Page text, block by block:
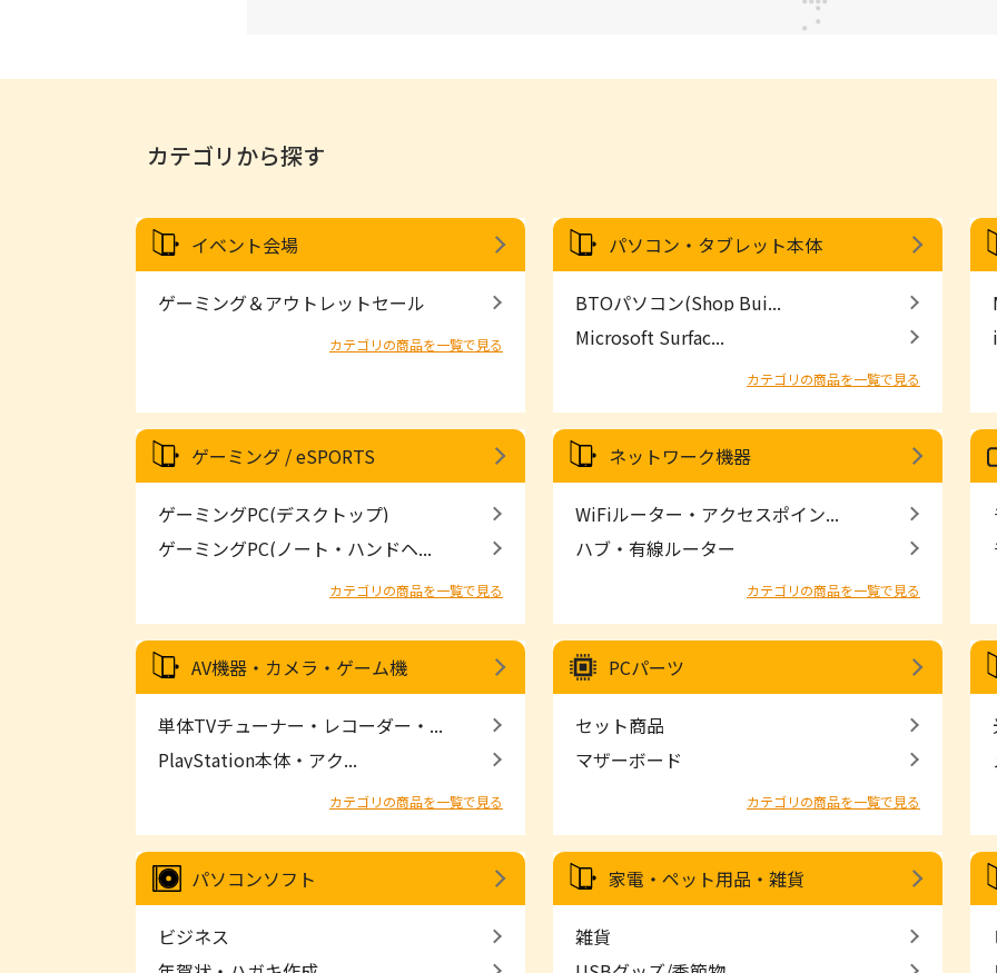
カテゴリから探す
イベント会場
ゲーミング＆アウトレットセール
カテゴリの商品を一覧で見る
パソコン・タブレット本体
BTOパソコン(Shop Bui...
Microsoft Surfac...
カテゴリの商品を一覧で見る
ゲーミング / eSPORTS
ゲーミングPC(デスクトップ)
ゲーミングPC(ノート・ハンドヘ...
カテゴリの商品を一覧で見る
ネットワーク機器
WiFiルーター・アクセスポイン...
ハブ・有線ルーター
カテゴリの商品を一覧で見る
AV機器・カメラ・ゲーム機
単体TVチューナー・レコーダー・...
PlayStation本体・アク...
カテゴリの商品を一覧で見る
PCパーツ
セット商品
マザーボード
カテゴリの商品を一覧で見る
パソコンソフト
ビジネス
家電・ペット用品・雑貨
雑貨